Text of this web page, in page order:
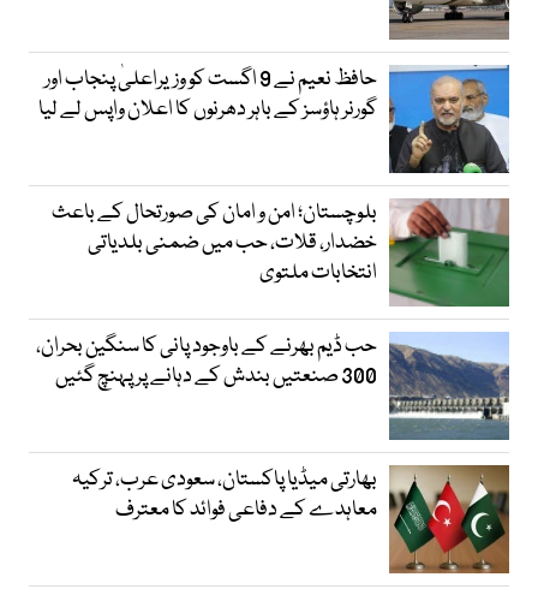
حافظ نعیم نے 9 اگست کو وزیراعلیٰ پنجاب اور
گورنر ہاؤسز کے باہر دھرنوں کا اعلان واپس لے لیا
بلوچستان؛ امن و امان کی صورتحال کے باعث
خضدار، قلات، حب میں ضمنی بلدیاتی
انتخابات ملتوی
حب ڈیم بھرنے کے باوجود پانی کا سنگین بحران،
300 صنعتیں بندش کے دہانے پر پہنچ گئیں
بھارتی میڈیا پاکستان، سعودی عرب، ترکیہ
معاہدے کے دفاعی فوائد کا معترف